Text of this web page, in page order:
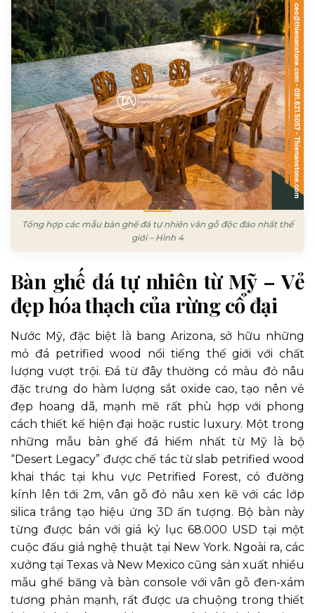
Tổng hợp các mẫu bàn ghế đá tự nhiên vân gỗ độc đáo nhất thế
giới – Hình 4
Bàn ghế đá tự nhiên từ Mỹ – Vẻ
đẹp hóa thạch của rừng cổ đại
Nước Mỹ, đặc biệt là bang Arizona, sở hữu những
mỏ đá petrified wood nổi tiếng thế giới với chất
lượng vượt trội. Đá từ đây thường có màu đỏ nâu
đặc trưng do hàm lượng sắt oxide cao, tạo nên vẻ
đẹp hoang dã, mạnh mẽ rất phù hợp với phong
cách thiết kế hiện đại hoặc rustic luxury. Một trong
những mẫu bàn ghế đá hiếm nhất từ Mỹ là bộ
“Desert Legacy” được chế tác từ slab petrified wood
khai thác tại khu vực Petrified Forest, có đường
kính lên tới 2m, vân gỗ đỏ nâu xen kẽ với các lớp
silica trắng tạo hiệu ứng 3D ấn tượng. Bộ bàn này
từng được bán với giá kỷ lục 68.000 USD tại một
cuộc đấu giá nghệ thuật tại New York. Ngoài ra, các
xưởng tại Texas và New Mexico cũng sản xuất nhiều
mẫu ghế băng và bàn console với vân gỗ đen-xám
tương phản mạnh, rất được ưa chuộng trong thiết